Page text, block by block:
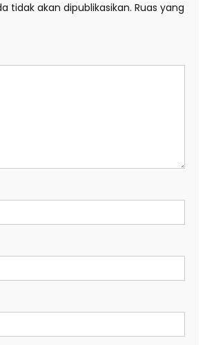
tidak akan dipublikasikan. Ruas yang